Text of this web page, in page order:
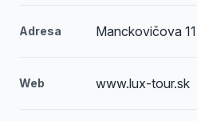
Adresa Manckovičova
Web www.lux-tour.sk